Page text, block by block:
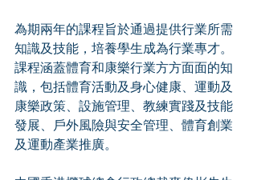
為期兩年的課程旨於通過提供行業所需
知識及技能，培養學生成為行業專才。
課程涵蓋體育和康樂行業方方面面的知
識，包括體育活動及身心健康、運動及
康樂政策、設施管理、教練實踐及技能
發展、戶外風險與安全管理、體育創業
及運動產業推廣。